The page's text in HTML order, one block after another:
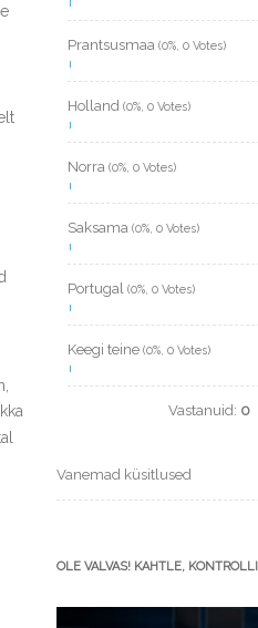
Prantsusmaa (0%, 0 Votes)
Holland (0%, 0 Votes)
Norra (0%, 0 Votes)
Saksama (0%, 0 Votes)
Portugal (0%, 0 Votes)
Keegi teine (0%, 0 Votes)
Vastanuid: 0
Vanemad küsitlused
OLE VALVAS! KAHTLE,